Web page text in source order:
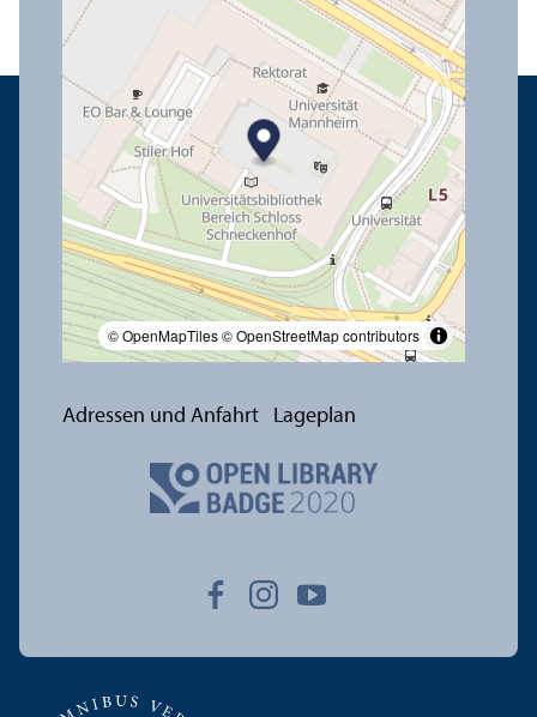
© OpenMapTiles© OpenStreetMap contributors
Adressen und Anfahrt Lageplan